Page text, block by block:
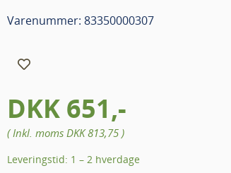
Varenummer: 83350000307
DKK 651,-
( Inkl. moms DKK 813,75 )
Leveringstid: 1 – 2 hverdage